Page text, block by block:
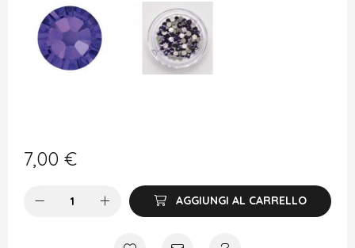
7,00 €
AGGIUNGI AL CARRELLO